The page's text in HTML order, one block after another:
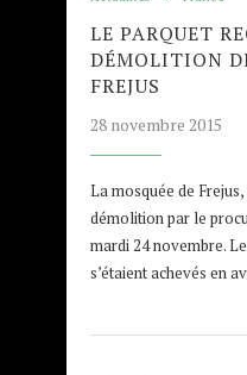
LE PARQUET
DÉMOLITION
FREJUS
28 novembre 2015
La mosquée de
démolition par le
mardi 24 novembre.
s’étaient achevés en